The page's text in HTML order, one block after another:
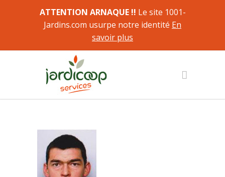
ATTENTION ARNAQUE !! Le site 1001-
Jardins.com usurpe notre identité En
savoir plus